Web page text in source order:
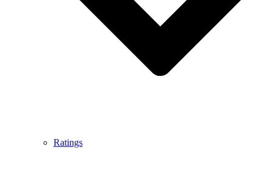
Ratings